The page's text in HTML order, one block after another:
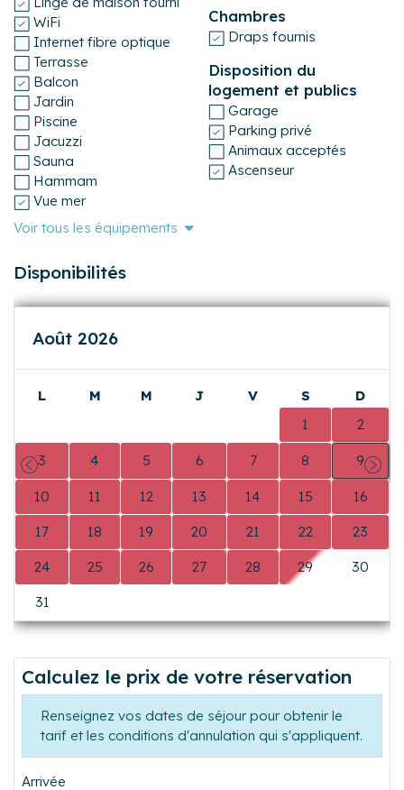
WiFi
Internet fibre optique
Terrasse
Balcon
Jardin
Piscine
Jacuzzi
Sauna
Hammam
Vue mer
Chambres
Draps fournis
Disposition du
logement et publics
Garage
Parking privé
Animaux acceptés
Ascenseur
Voir tous les équipements
Disponibilités
Août 2026
L M M J V S
D
1 2
3 4 5 6 7 8 9
10 11 12 13 14 15 16
17 18 19 20 21 22 23
24 25 26 27 28 29 30
31
Précédent
Calculez le prix de votre réservation
Renseignez vos dates de séjour pour obtenir le
tarif et les conditions d'annulation qui s'appliquent.
Arrivée